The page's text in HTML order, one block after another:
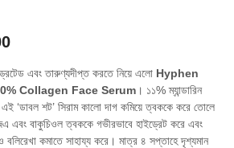
Current
price
is:
₹551.00.
এবং তারুণ্যদীপ্ত করতে নিয়ে এলো Hyphen
Collagen Face Serum । ১১% ম্যান্ডারিন
‘ডাবল শট’ সিরাম কালো দাগ কমিয়ে ত্বককে করে তোলে
এবং বাকুচিওল ত্বককে গভীরভাবে হাইড্রেট করে এবং
বলিরেখা কমাতে সাহায্য করে। মাত্র ৪ সপ্তাহে দৃশ্যমান